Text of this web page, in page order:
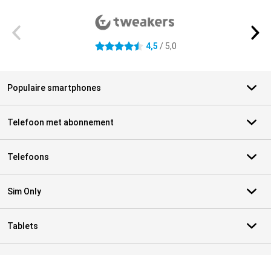
4.5 sterren 4,5 / 5,0
Populaire smartphones
Telefoon met abonnement
Telefoons
Sim Only
Tablets